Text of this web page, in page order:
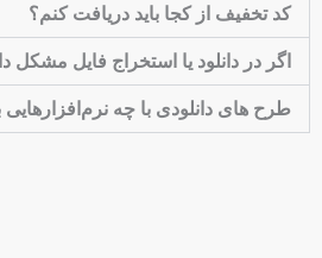
کد تخفیف از کجا باید دریافت کنم؟
اگر در دانلود یا استخراج فایل مشکل
طرح های دانلودی با چه